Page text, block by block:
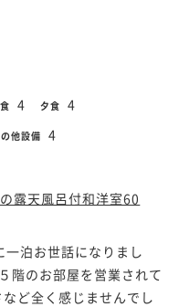
4 夕食 4
他設備 4
露天風呂付和洋室60
泊お世話になりまし
階のお部屋を営業されて
ど全く感じませんでし